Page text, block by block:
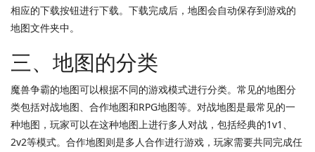
相应的下载按钮进行下载。下载完成后，地图会自动保存到游戏的
地图文件夹中。
三、地图的分类
魔兽争霸的地图可以根据不同的游戏模式进行分类。常见的地图分
类包括对战地图、合作地图和RPG地图等。对战地图是最常见的一
种地图，玩家可以在这种地图上进行多人对战，包括经典的1v1、
2v2等模式。合作地图则是多人合作进行游戏，玩家需要共同完成任